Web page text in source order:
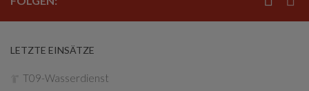
LETZTE EINSÄTZE
T09-Wasserdienst